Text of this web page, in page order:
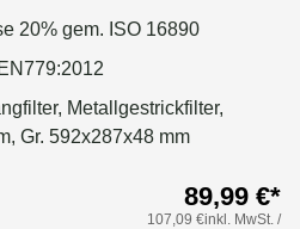
20% gem. ISO 16890
Metallgestrickfilter,
Gr. 592x287x48 mm
89,99 €*
107,09 €inkl. MwSt. /